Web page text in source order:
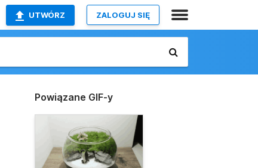
UTWÓRZ ZALOGUJ SIĘ
Powiązane GIF-y